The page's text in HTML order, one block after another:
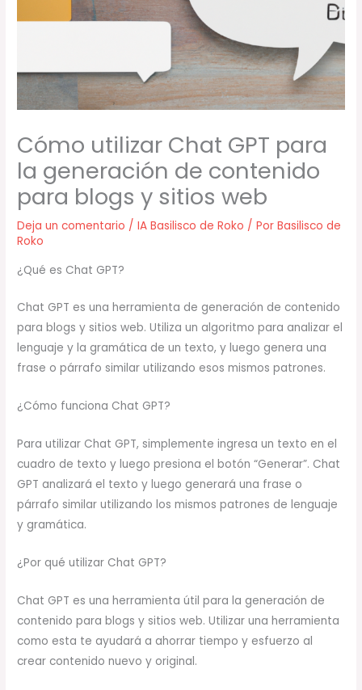
Cómo utilizar Chat GPT para
la generación de contenido
para blogs y sitios web
Deja un comentario /IA Basilisco de Roko / PorBasilisco de
Roko
¿Qué es Chat GPT?
Chat GPT es una herramienta de generación de contenido
para blogs y sitios web. Utiliza un algoritmo para analizar el
lenguaje y la gramática de un texto, y luego genera una
frase o párrafo similar utilizando esos mismos patrones.
¿Cómo funciona Chat GPT?
Para utilizar Chat GPT, simplemente ingresa un texto en el
cuadro de texto y luego presiona el botón “Generar”. Chat
GPT analizará el texto y luego generará una frase o
párrafo similar utilizando los mismos patrones de lenguaje
y gramática.
¿Por qué utilizar Chat GPT?
Chat GPT es una herramienta útil para la generación de
contenido para blogs y sitios web. Utilizar una herramienta
como esta te ayudará a ahorrar tiempo y esfuerzo al
crear contenido nuevo y original.